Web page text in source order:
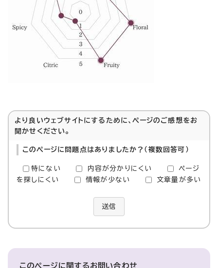
より良いウェブサイトにするために、ページのご感想をお
聞かせください。
このページに問題点はありましたか？（複数回答可）
特にない 内容が分かりにくい
ページ
を探しにくい
情報が少ない 文章量が多い
送信
このページに関するお問い合わせ